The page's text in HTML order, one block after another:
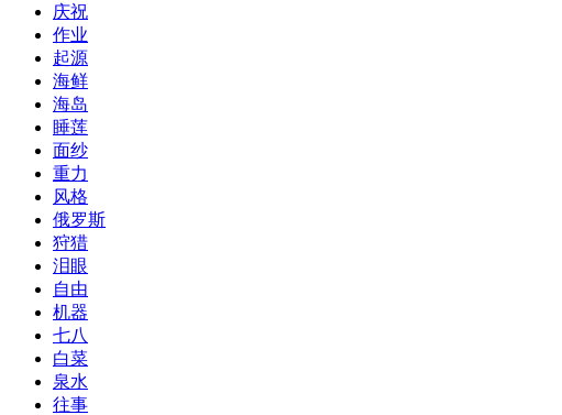
庆祝
作业
起源
海鲜
海岛
睡莲
面纱
重力
风格
俄罗斯
狩猎
泪眼
自由
机器
七八
白菜
泉水
往事